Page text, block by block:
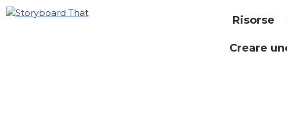
Risorse
Creare